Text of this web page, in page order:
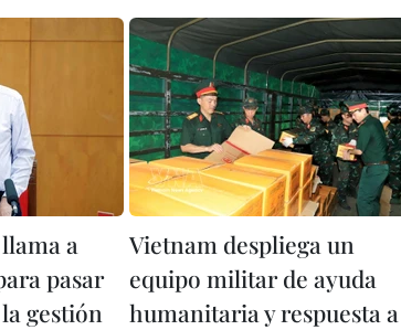
a
pasar
gestión
Vietnam despliega un
equipo militar de ayuda
humanitaria y respuesta a